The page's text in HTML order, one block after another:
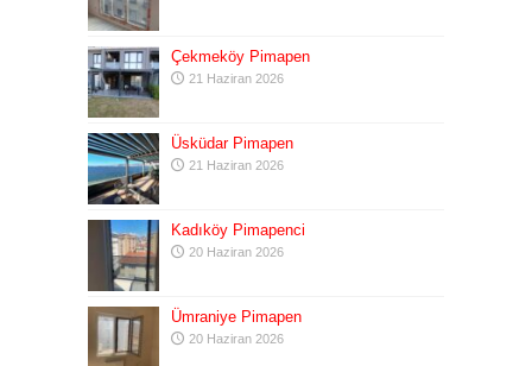
Çekmeköy Pimapen
21 Haziran 2026
Üsküdar Pimapen
21 Haziran 2026
Kadıköy Pimapenci
20 Haziran 2026
Ümraniye Pimapen
20 Haziran 2026